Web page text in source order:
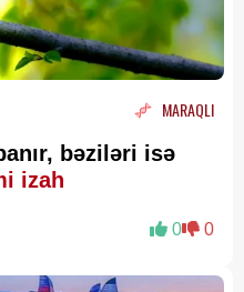
MARAQLI
bəziləri isə
izah
0 0